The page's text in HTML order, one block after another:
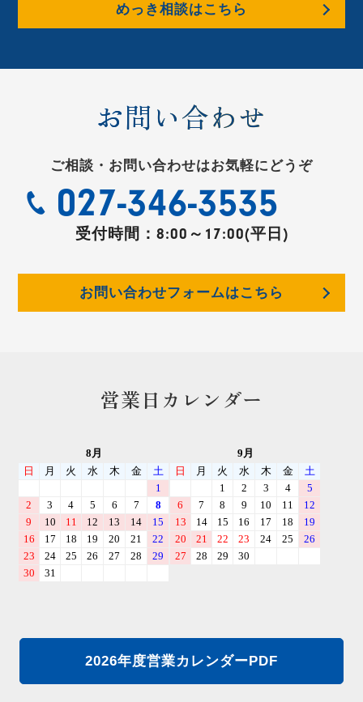
めっき相談はこちら
お問い合わせ
ご相談・お問い合わせはお気軽にどうぞ
027-346-3535
受付時間： 8:00～17:00(平日)
お問い合わせフォームはこちら
営業日カレンダー
2026年度営業カレンダーPDF